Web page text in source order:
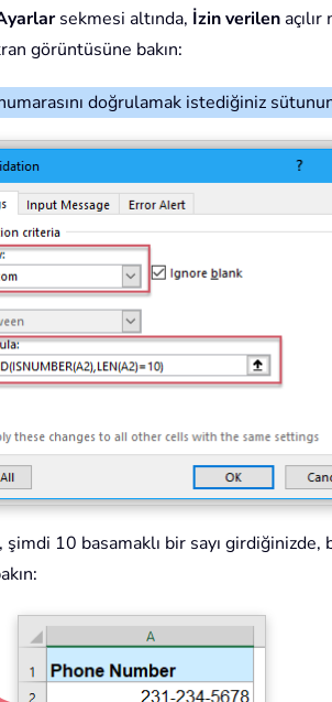
sekmesi altında, İzin verilen
görüntüsüne bakın:
doğrulamak istediğiniz
şimdi 10 basamaklı bir sayı